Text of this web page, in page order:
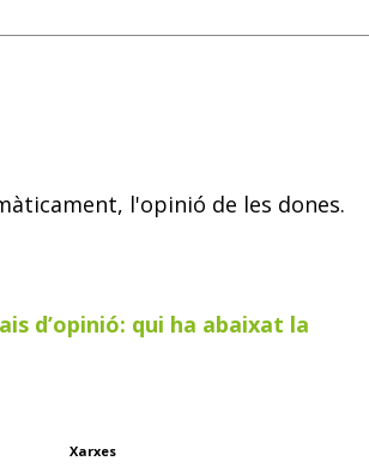
l'opinió de les dones.
d’opinió: qui ha abaixat la
Xarxes